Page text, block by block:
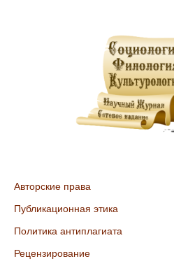
Авторские права
Публикационная этика
Политика антиплагиата
Рецензирование